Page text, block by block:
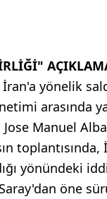
yönelik
arasında
Jose Manuel
yönündeki
öne